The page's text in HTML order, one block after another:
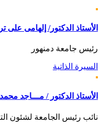
الأستاذ الدكتور/ إلهامى على
رئيس جامعة دمنهور
السيرة الذاتية
الأستاذ الدكتور / مـــاجد
نائب رئيس الجامعة لشئون